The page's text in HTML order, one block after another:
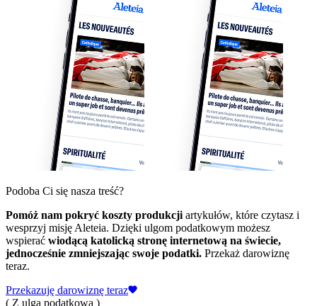
Podoba Ci się nasza treść?
Pomóż nam pokryć koszty produkcji artykułów, które czytasz i
wesprzyj misję Aleteia. Dzięki ulgom podatkowym możesz
wspierać wiodącą katolicką stronę internetową na świecie,
jednocześnie zmniejszając swoje podatki. Przekaż darowiznę
teraz.
Przekazuję darowiznę teraz
( Z ulgą podatkową )